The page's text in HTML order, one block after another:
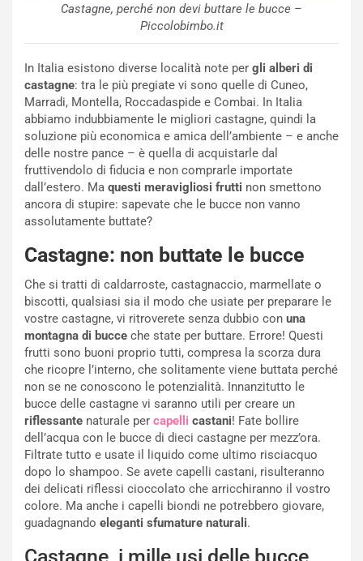
Castagne, perché non devi buttare le bucce –
Piccolobimbo.it
In Italia esistono diverse località note per gli alberi di
castagne: tra le più pregiate vi sono quelle di Cuneo,
Marradi, Montella, Roccadaspide e Combai. In Italia
abbiamo indubbiamente le migliori castagne, quindi la
soluzione più economica e amica dell’ambiente – e anche
delle nostre pance – è quella di acquistarle dal
fruttivendolo di fiducia e non comprarle importate
dall’estero. Ma questi meravigliosi frutti non smettono
ancora di stupire: sapevate che le bucce non vanno
assolutamente buttate?
Castagne: non buttate le bucce
Che si tratti di caldarroste, castagnaccio, marmellate o
biscotti, qualsiasi sia il modo che usiate per preparare le
vostre castagne, vi ritroverete senza dubbio con una
montagna di bucce che state per buttare. Errore! Questi
frutti sono buoni proprio tutti, compresa la scorza dura
che ricopre l’interno, che solitamente viene buttata perché
non se ne conoscono le potenzialità. Innanzitutto le
bucce delle castagne vi saranno utili per creare un
riflessante naturale per capelli castani! Fate bollire
dell’acqua con le bucce di dieci castagne per mezz’ora.
Filtrate tutto e usate il liquido come ultimo risciacquo
dopo lo shampoo. Se avete capelli castani, risulteranno
dei delicati riflessi cioccolato che arricchiranno il vostro
colore. Ma anche i capelli biondi ne potrebbero giovare,
guadagnando eleganti sfumature naturali.
Castagne, i mille usi delle bucce